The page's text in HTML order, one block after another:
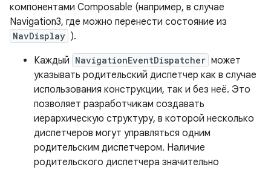
компонентами Composable (например, в случае
Navigation3, где можно перенести состояние из
NavDisplay ).
Каждый NavigationEventDispatcher может
указывать родительский диспетчер как в случае
использования конструкции, так и без неё. Это
позволяет разработчикам создавать
иерархическую структуру, в которой несколько
диспетчеров могут управляться одним
родительским диспетчером. Наличие
родительского диспетчера значительно